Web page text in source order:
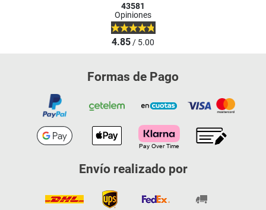
43581
Opiniones
4.85/ 5.00
Formas de Pago
Envío realizado por